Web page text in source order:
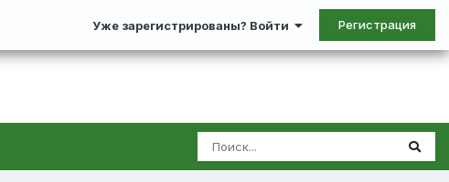
Уже зарегистрированы? Войти Регистрация